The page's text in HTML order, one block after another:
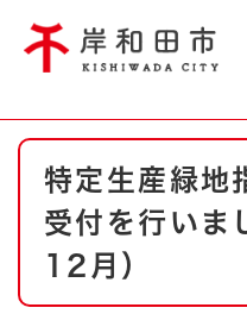
やさしい日本語
文字サイズ
防災・緊急情報
ハザードマップ
本
特定生産緑地
受付を行いま
12月）